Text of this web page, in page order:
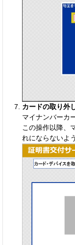
カードの取り外
マイナンバーカ
この操作以降、
れにならないよ